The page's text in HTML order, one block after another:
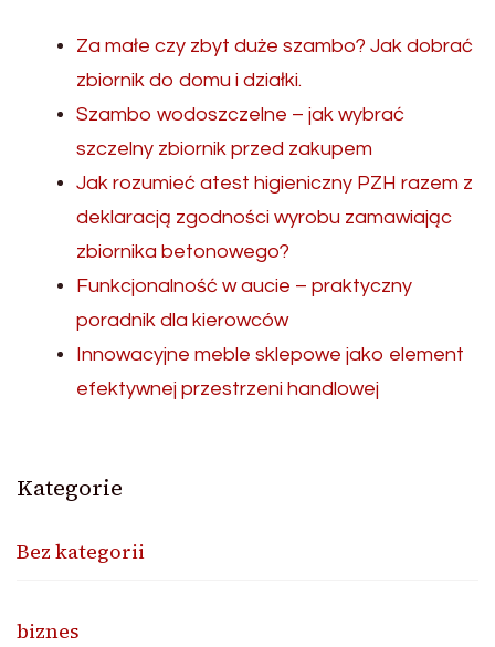
Za małe czy zbyt duże szambo? Jak dobrać
zbiornik do domu i działki.
Szambo wodoszczelne – jak wybrać
szczelny zbiornik przed zakupem
Jak rozumieć atest higieniczny PZH razem z
deklaracją zgodności wyrobu zamawiając
zbiornika betonowego?
Funkcjonalność w aucie – praktyczny
poradnik dla kierowców
Innowacyjne meble sklepowe jako element
efektywnej przestrzeni handlowej
Kategorie
Bez kategorii
biznes